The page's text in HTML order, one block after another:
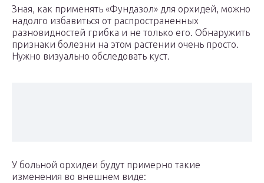
Зная, как применять «Фундазол» для орхидей, можно
надолго избавиться от распространенных
разновидностей грибка и не только его. Обнаружить
признаки болезни на этом растении очень просто.
Нужно визуально обследовать куст.
У больной орхидеи будут примерно такие
изменения во внешнем виде: